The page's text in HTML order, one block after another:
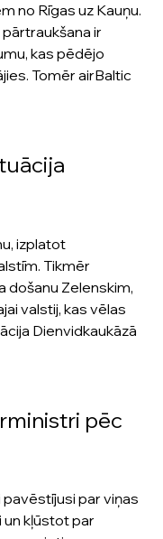
no Rīgas uz Kauņu.
ir
kas pēdējo
Tomēr airBaltic
izplatot
Tikmēr
došanu Zelenskim,
valstij, kas vēlas
Dienvidkaukāzā
pēc
pavēstījusi par viņas
un kļūstot par